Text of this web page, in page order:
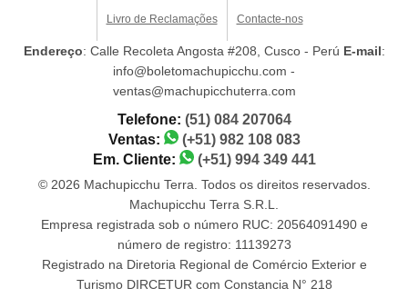
Livro de Reclamações Contacte-nos
Endereço: Calle Recoleta Angosta #208, Cusco - Perú E-mail:
info@boletomachupicchu.com -
ventas@machupicchuterra.com
Telefone: (51) 084 207064
Ventas:
(+51) 982 108 083
Em. Cliente:
(+51) 994 349 441
© 2026 Machupicchu Terra. Todos os direitos reservados.
Machupicchu Terra S.R.L.
Empresa registrada sob o número RUC: 20564091490 e
número de registro: 11139273
Registrado na Diretoria Regional de Comércio Exterior e
Turismo DIRCETUR com Constancia N° 218